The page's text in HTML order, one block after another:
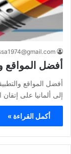
أفضل المواقع
أفضل المواقع
إلى ألمانيا على
أكمل القراءة »